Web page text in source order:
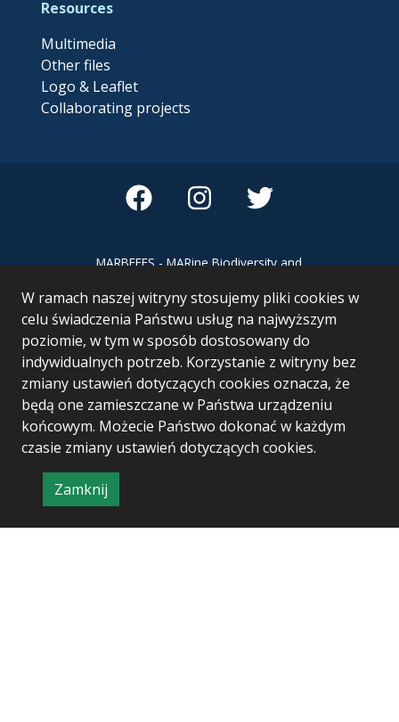
W ramach naszej witryny stosujemy pliki cookies w
celu świadczenia Państwu usług na najwyższym
poziomie, w tym w sposób dostosowany do
indywidualnych potrzeb. Korzystanie z witryny bez
zmiany ustawień dotyczących cookies oznacza, że
będą one zamieszczane w Państwa urządzeniu
końcowym. Możecie Państwo dokonać w każdym
czasie zmiany ustawień dotyczących cookies.
Zamknij
informację
o
Resources
Multimedia
Other files
Logo & Leaflet
Collaborating projects
MARBEFES - MARine Biodiversity and
Ecosystem Services MARBEFES project
has received funding from the European
Union’s Horizon Europe research and
innovation programme under Grant
Agreement no 101060937
Project & realization: